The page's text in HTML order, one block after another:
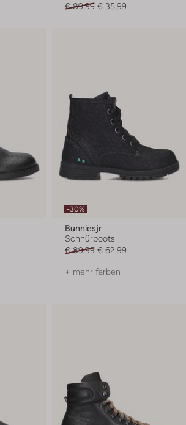
€ 89,99 € 35,99
-30%
Bunniesjr
Schnürboots
€ 89,99 € 62,99
+ mehr farben